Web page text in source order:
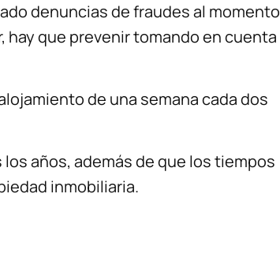
denuncias de fraudes al momento
hay que prevenir tomando en cuenta
de una semana cada dos
años, además de que los tiempos
inmobiliaria.